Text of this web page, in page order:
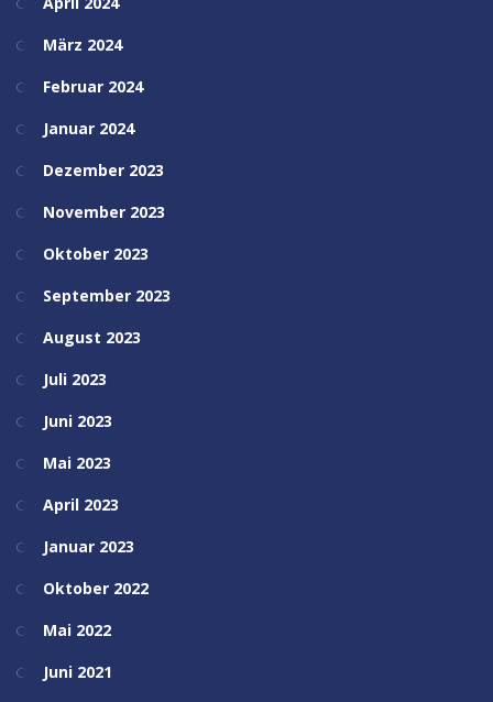
März 2024
Februar 2024
Januar 2024
Dezember 2023
November 2023
Oktober 2023
September 2023
August 2023
Juli 2023
Juni 2023
Mai 2023
April 2023
Januar 2023
Oktober 2022
Mai 2022
Juni 2021